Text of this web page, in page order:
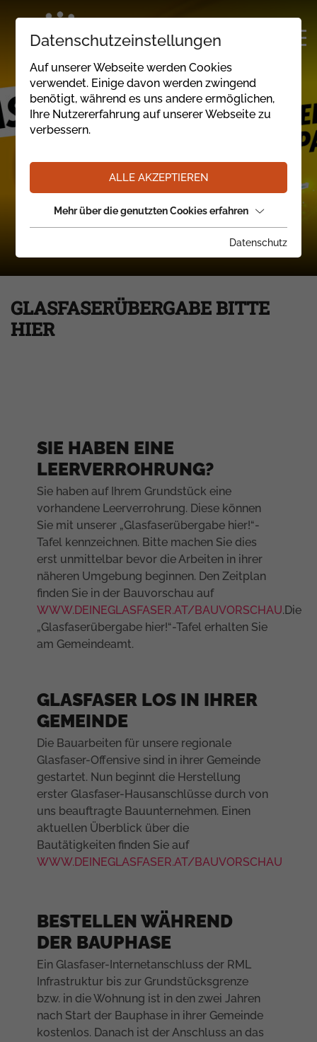
GLASFASERÜBERGABE BITTE
HIER
SIE HABEN EINE
LEERVERROHRUNG?
Sie haben auf Ihrem Grundstück eine
vorhandene Leerverrohrung. Diese können
Sie mit unserer „Glasfaserübergabe hier!“-
Tafel kennzeichnen. Bitte machen Sie dies
erst unmittelbar bevor die Arbeiten in ihrer
näheren Umgebung beginnen. Den Zeitplan
finden Sie in der Bauvorschau auf
WWW.DEINEGLASFASER.AT/BAUVORSCHAU.Die
„Glasfaserübergabe hier!“-Tafel erhalten Sie
am Gemeindeamt.
GLASFASER LOS IN IHRER
GEMEINDE
Die Bauarbeiten für unsere regionale
Glasfaser-Offensive sind in ihrer Gemeinde
gestartet. Nun beginnt die Herstellung
erster Glasfaser-Hausanschlüsse durch von
uns beauftragte Bauunternehmen. Einen
aktuellen Überblick über die
Bautätigkeiten finden Sie auf
WWW.DEINEGLASFASER.AT/BAUVORSCHAU
BESTELLEN WÄHREND
DER BAUPHASE
Ein Glasfaser-Internetanschluss der RML
Infrastruktur bis zur Grundstücksgrenze
bzw. in die Wohnung ist in den zwei Jahren
nach Start der Bauphase in ihrer Gemeinde
kostenlos. Danach ist der Anschluss an das
Datenschutzeinstellungen
Auf unserer Webseite werden Cookies
verwendet. Einige davon werden zwingend
benötigt, während es uns andere ermöglichen,
Ihre Nutzererfahrung auf unserer Webseite zu
verbessern.
ALLE AKZEPTIEREN
Mehr über die genutzten Cookies erfahren
Datenschutz